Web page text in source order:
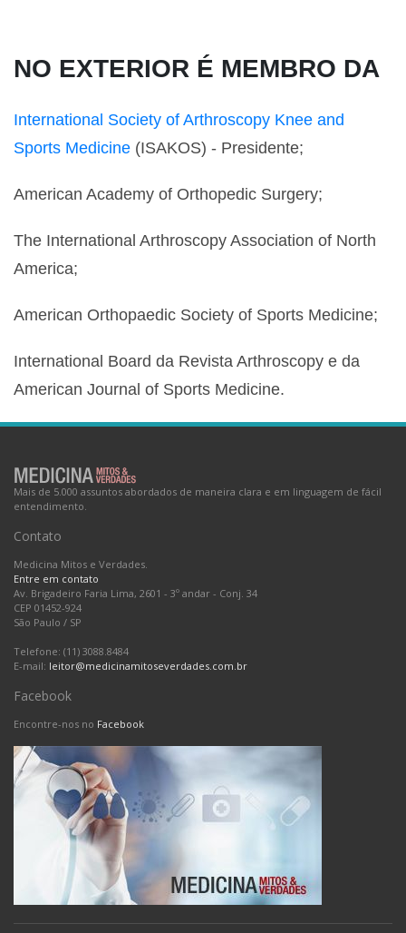
NO EXTERIOR É MEMBRO DA
International Society of Arthroscopy Knee and
Sports Medicine (ISAKOS) - Presidente;
American Academy of Orthopedic Surgery;
The International Arthroscopy Association of North
America;
American Orthopaedic Society of Sports Medicine;
International Board da Revista Arthroscopy e da
American Journal of Sports Medicine.
Mais de 5.000 assuntos abordados de maneira clara e em linguagem de fácil
entendimento.
Contato
Medicina Mitos e Verdades.
Entre em contato
Av. Brigadeiro Faria Lima, 2601 - 3º andar - Conj. 34
CEP 01452-924
São Paulo / SP
Telefone: (11) 3088.8484
E-mail: leitor@medicinamitoseverdades.com.br
Facebook
Encontre-nos no Facebook